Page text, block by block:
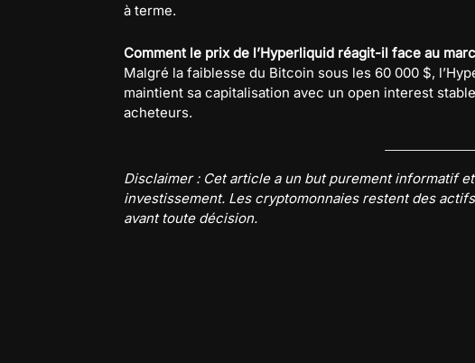
à terme.
Comment le prix de l’Hyperliquid réagit-il face au
Malgré la faiblesse du Bitcoin sous les 60 000 $,
maintient sa capitalisation avec un open interest
acheteurs.
Disclaimer : Cet article a un but purement informatif
investissement. Les cryptomonnaies restent des
avant toute décision.